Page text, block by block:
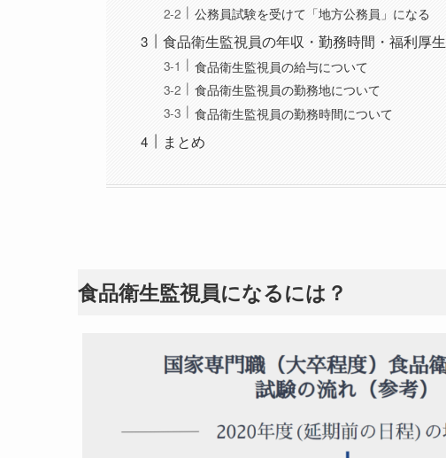
公務員試験を受けて「地方公務員」になる
食品衛生監視員の年収・勤務時間・福利厚生
食品衛生監視員の給与について
食品衛生監視員の勤務地について
食品衛生監視員の勤務時間について
まとめ
食品衛生監視員になるには？